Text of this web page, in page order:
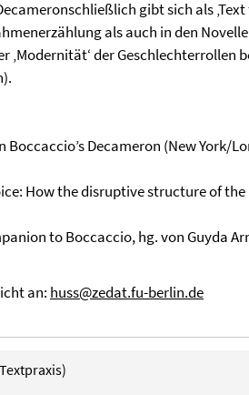
gibt sich als
als auch in den
‚Modernität‘ der
Decameron (New York/
How the disruptive structure of the
to Boccaccio, hg. von Guyda
an: huss@zedat.fu-berlin.de